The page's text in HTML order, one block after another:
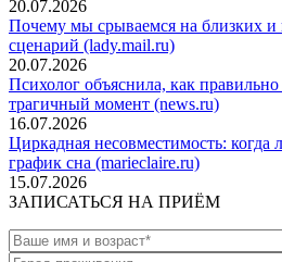
20.07.2026
Почему мы срываемся на близких и
сценарий (lady.mail.ru)
20.07.2026
Психолог объяснила, как
трагичный момент (news.ru)
16.07.2026
Циркадная несовместимость: когда
график сна (marieclaire.ru)
15.07.2026
ЗАПИСАТЬСЯ НА ПРИЁМ